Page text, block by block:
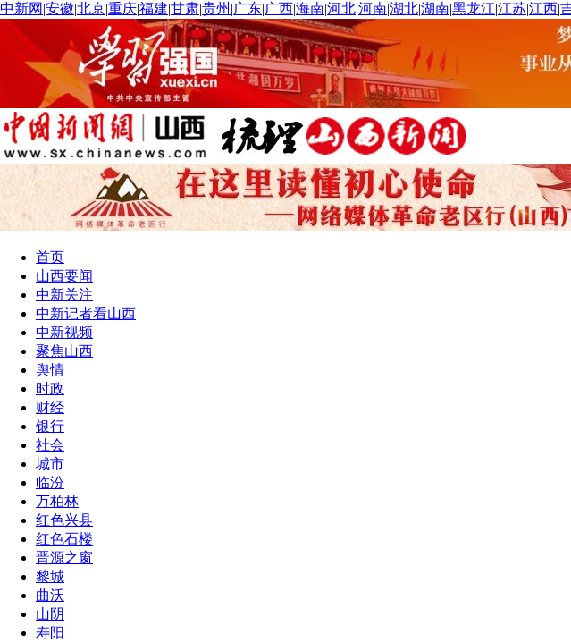
中新网 |安徽|北京|重庆|福建|甘肃|贵州 |广东|广西|海南|河北|河南|湖北|湖南|黑龙江|江苏|江西|
首页
山西要闻
中新关注
中新记者看山西
中新视频
聚焦山西
舆情
时政
财经
银行
社会
城市
临汾
万柏林
红色兴县
红色石楼
晋源之窗
黎城
曲沃
山阴
寿阳